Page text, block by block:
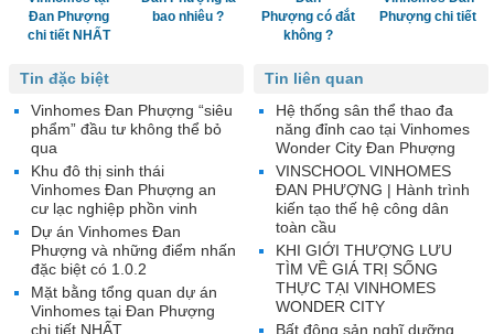
Đan Phượng
chi tiết NHẤT
bao nhiêu ?
Phượng có đắt
không ?
Phượng chi tiết
Tin liên quan
Hệ thống sân thể thao đa
năng đỉnh cao tại Vinhomes
Wonder City Đan Phượng
VINSCHOOL VINHOMES
ĐAN PHƯỢNG | Hành trình
kiến tạo thế hệ công dân
toàn cầu
KHI GIỚI THƯỢNG LƯU
TÌM VỀ GIÁ TRỊ SỐNG
THỰC TẠI VINHOMES
WONDER CITY
Bất động sản nghĩ dưỡng
Tin đặc biệt
Vinhomes Đan Phượng “siêu
phẩm” đầu tư không thể bỏ
qua
Khu đô thị sinh thái
Vinhomes Đan Phượng an
cư lạc nghiệp phồn vinh
Dự án Vinhomes Đan
Phượng và những điểm nhấn
đặc biệt có 1.0.2
Mặt bằng tổng quan dự án
Vinhomes tại Đan Phượng
chi tiết NHẤT